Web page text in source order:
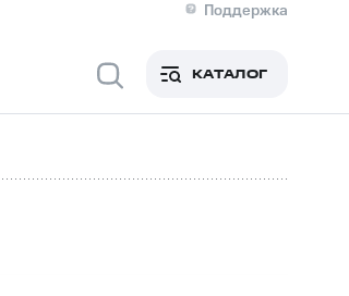
Поддержка
Медиа-центр
акций
КАТАЛОГ